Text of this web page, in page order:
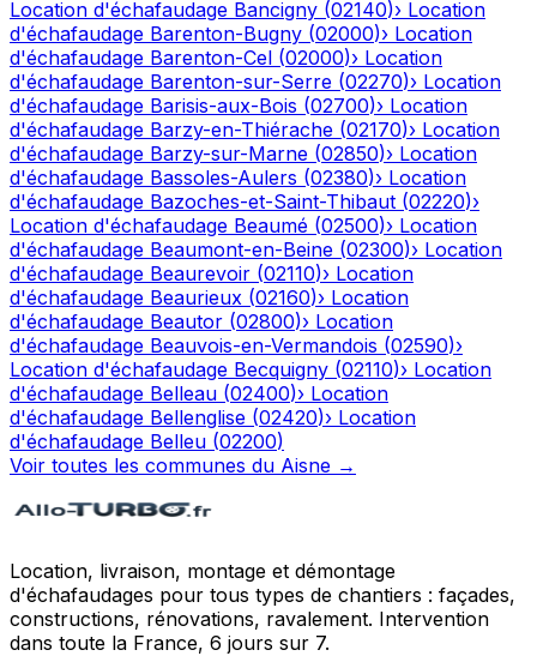
Location d'échafaudage Bancigny (02140)› Location
d'échafaudage Barenton-Bugny (02000)› Location
d'échafaudage Barenton-Cel (02000)› Location
d'échafaudage Barenton-sur-Serre (02270)› Location
d'échafaudage Barisis-aux-Bois (02700)› Location
d'échafaudage Barzy-en-Thiérache (02170)› Location
d'échafaudage Barzy-sur-Marne (02850)› Location
d'échafaudage Bassoles-Aulers (02380)› Location
d'échafaudage Bazoches-et-Saint-Thibaut (02220)›
Location d'échafaudage Beaumé (02500)› Location
d'échafaudage Beaumont-en-Beine (02300)› Location
d'échafaudage Beaurevoir (02110)› Location
d'échafaudage Beaurieux (02160)› Location
d'échafaudage Beautor (02800)› Location
d'échafaudage Beauvois-en-Vermandois (02590)›
Location d'échafaudage Becquigny (02110)› Location
d'échafaudage Belleau (02400)› Location
d'échafaudage Bellenglise (02420)› Location
d'échafaudage Belleu (02200)
Voir toutes les communes du Aisne →
Location, livraison, montage et démontage
d'échafaudages pour tous types de chantiers : façades,
constructions, rénovations, ravalement. Intervention
dans toute la France, 6 jours sur 7.